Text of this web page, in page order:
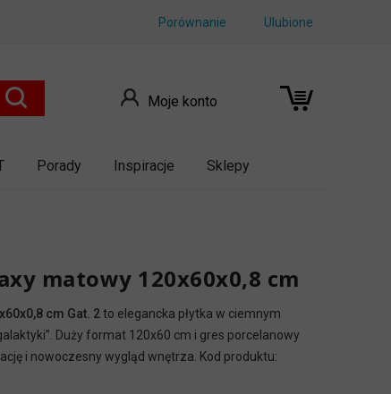
Ulubione
Porównanie
Moje konto
Porady Inspiracje Sklepy
matowy 120x60x0,8 cm
cm Gat. 2to elegancka płytka w ciemnym
Duży format 120x60 cm i gres porcelanowy
i nowoczesny wygląd wnętrza. Kod produktu: